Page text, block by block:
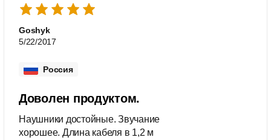
Потенциал раскроют только на
качественном источнике!
Goshyk
5/22/2017
Россия
Доволен продуктом.
Наушники достойные. Звучание
хорошее. Длина кабеля в 1,2 м